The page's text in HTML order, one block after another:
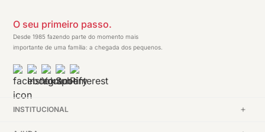
O seu primeiro passo.
Desde 1985 fazendo parte do momento mais
importante de uma família: a chegada dos pequenos.
INSTITUCIONAL